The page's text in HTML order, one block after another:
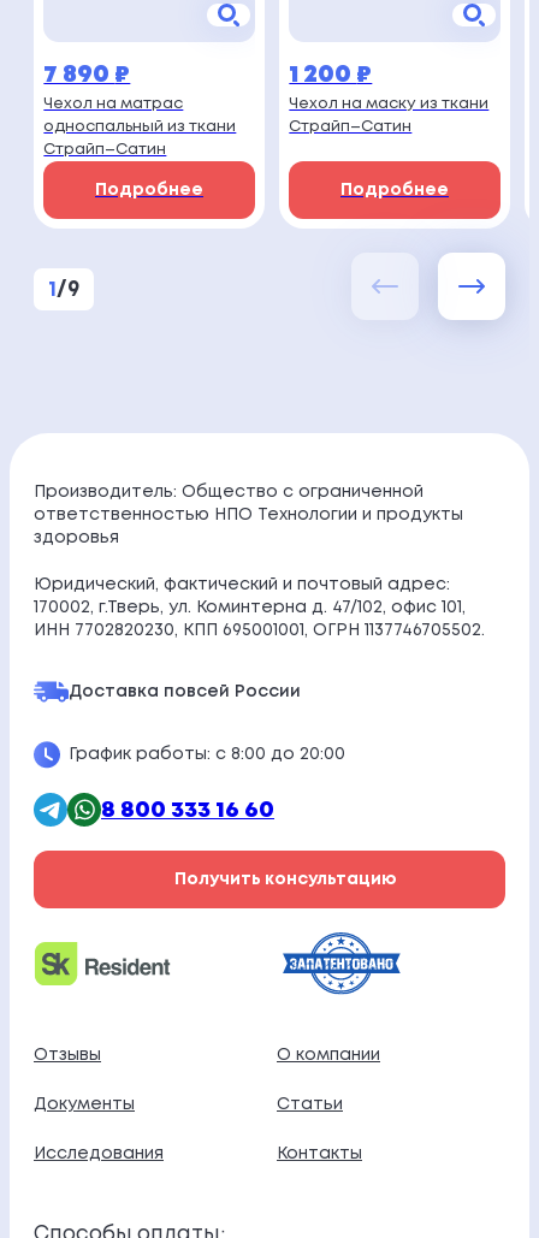
7 890 ₽
Чехол на матрас
односпальный из ткани
Страйп–Сатин
Подробнее
1 200 ₽
Чехол на маску из ткани
Страйп–Сатин
Подробнее
1 / 9
Производитель: Общество с ограниченной
ответственностью НПО Технологии и продукты
здоровья
Юридический, фактический и почтовый адрес:
170002, г.Тверь, ул. Коминтерна д. 47/102, офис 101,
ИНН 7702820230, КПП 695001001, ОГРН 1137746705502.
Доставка повсей России
График работы: с 8:00 до 20:00
8 800 333 16 60
Получить консультацию
Отзывы О компании
Документы Статьи
Исследования Контакты